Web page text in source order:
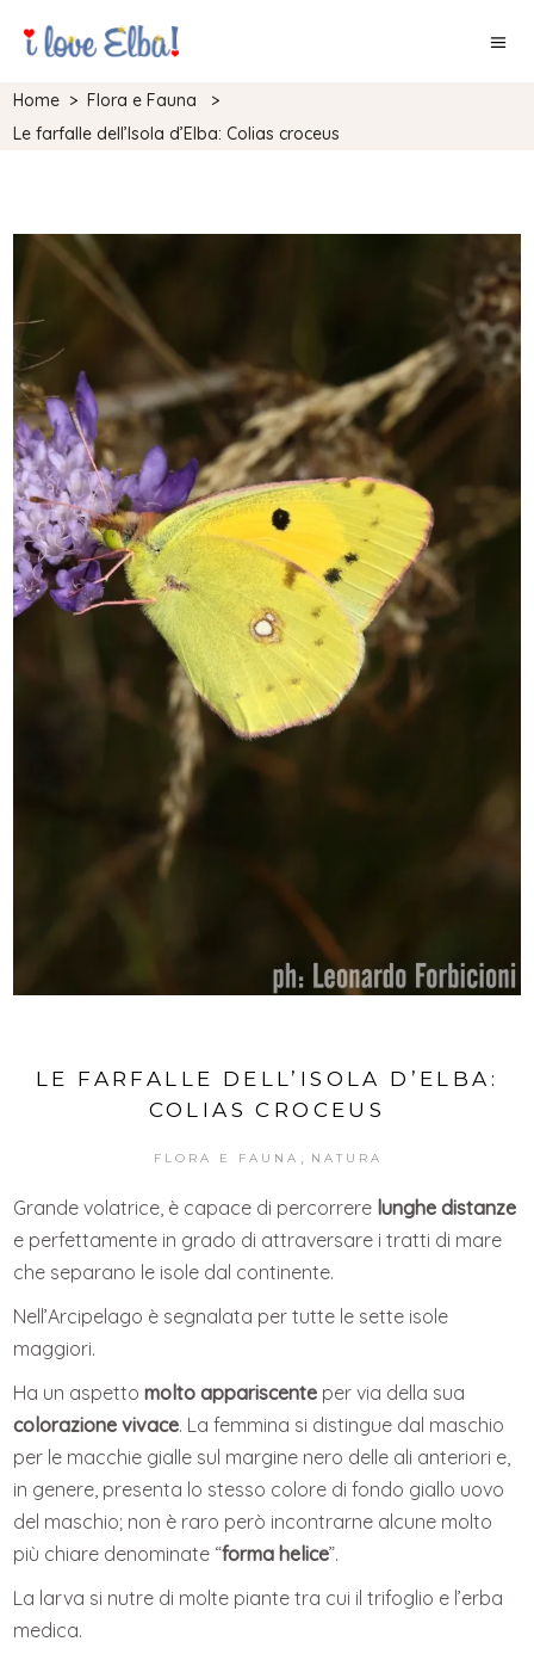
Home >Flora e Fauna
>
Le farfalle dell’Isola d’Elba: Colias croceus
LE FARFALLE DELL’ISOLA D’ELBA:
COLIAS CROCEUS
FLORA E FAUNA , NATURA
Grande volatrice, è capace di percorrere lunghe distanze
e perfettamente in grado di attraversare i tratti di mare
che separano le isole dal continente.
Nell’Arcipelago è segnalata per tutte le sette isole
maggiori.
Ha un aspettomolto appariscente per via della sua
colorazione vivace. La femmina si distingue dal maschio
per le macchie gialle sul margine nero delle ali anteriori e,
in genere, presenta lo stesso colore di fondo giallo uovo
del maschio; non è raro però incontrarne alcune molto
più chiare denominate “forma helice”.
La larva si nutre di molte piante tra cui il trifoglio e l’erba
medica.